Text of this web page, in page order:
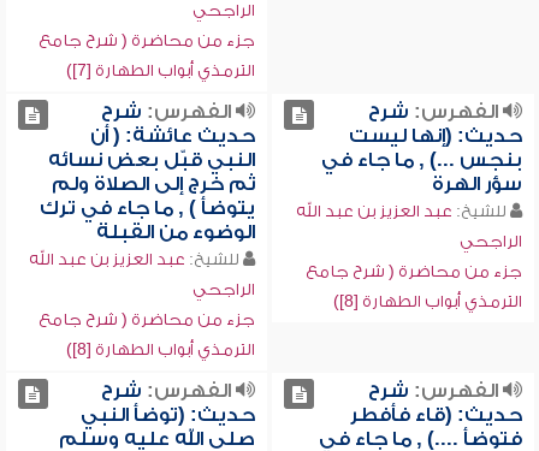
الراجحي
جزء من محاضرة ( شرح جامع
الترمذي أبواب الطهارة [7])
الفهرس: شرح
حديث: (إنها ليست
بنجس ...) , ما جاء في
سؤر الهرة
للشيخ: عبد العزيز بن عبد الله
الراجحي
جزء من محاضرة ( شرح جامع
الترمذي أبواب الطهارة [8])
الفهرس: شرح
حديث عائشة: ( أن
النبي قبّل بعض نسائه
ثم خرج إلى الصلاة ولم
يتوضأ ) , ما جاء في ترك
الوضوء من القبلة
للشيخ: عبد العزيز بن عبد الله
الراجحي
جزء من محاضرة ( شرح جامع
الترمذي أبواب الطهارة [8])
الفهرس: شرح
حديث: (قاء فأفطر
فتوضأ ....) , ما جاء في
الفهرس: شرح
حديث: (توضأ النبي
صلى الله عليه وسلم